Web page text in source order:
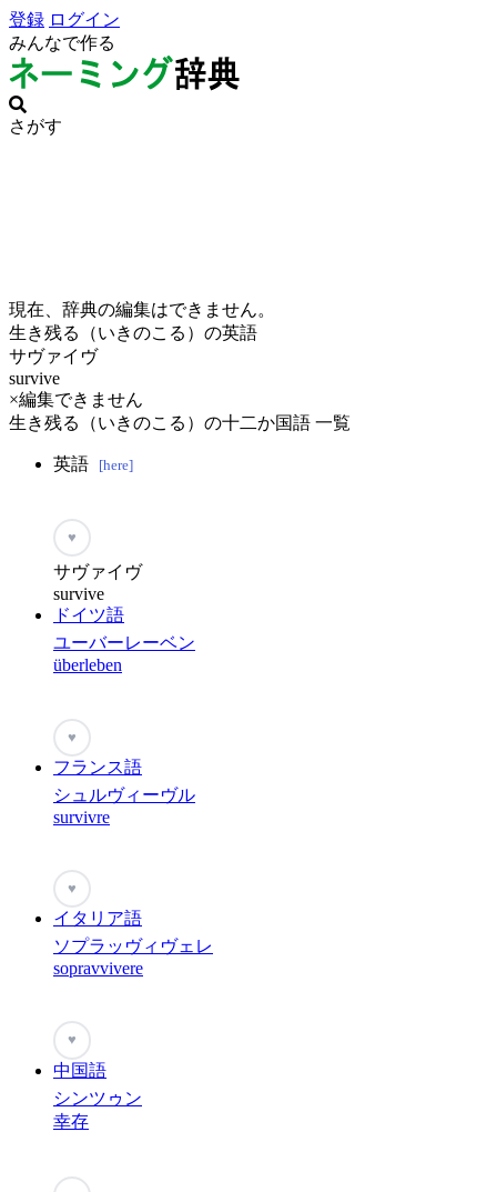
登録 ログイン
みんなで作る
さがす
現在、辞典の編集はできません。
生き残る（いきのこる）の英語
サヴァイヴ
survive
×編集できません
生き残る（いきのこる）の十二か国語 一覧
英語 [here]
♥
サヴァイヴ
survive
ドイツ語
ユーバーレーベン
überleben
♥
フランス語
シュルヴィーヴル
survivre
♥
イタリア語
ソプラッヴィヴェレ
sopravvivere
♥
中国語
シンツゥン
幸存